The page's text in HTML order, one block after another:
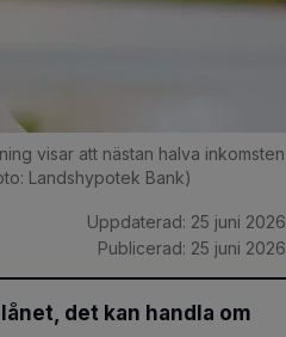
visar att nästan halva inkomsten
Landshypotek Bank)
Uppdaterad: 25 juni 2026
Publicerad: 25 juni 2026
det kan handla om